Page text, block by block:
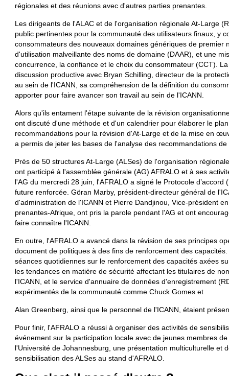
régionales et des réunions avec d'autres parties prenantes.
Les dirigeants de l'ALAC et de l'organisation régionale At-Large
public pertinentes pour la communauté des utilisateurs finaux, y
consommateurs des nouveaux domaines génériques de premier
d'utilisation malveillante des noms de domaine (DAAR), et une
concurrence, la confiance et le choix du consommateur (CCT).
discussion productive avec Bryan Schilling, directeur de la
au sein de l'ICANN, sa compréhension de la définition du
apporter pour faire avancer son travail au sein de l'ICANN.
Alors qu'ils entament l'étape suivante de la révision
ont discuté d'une méthode et d'un calendrier pour élaborer le
recommandations pour la révision d'At-Large et de la mise en
a permis de jeter les bases de l'analyse des recommandations
Près de 50 structures At-Large (ALSes) de l'organisation
ont participé à l'assemblée générale (AG) AFRALO et à ses
l'AG du mercredi 28 juin, l'AFRALO a signé le Protocole
future renforcée. Göran Marby, président-directeur général de
d'administration de l'ICANN et Pierre Dandjinou, Vice-président
prenantes-Afrique, ont pris la parole pendant l'AG et ont
faire connaître l'ICANN.
En outre, l'AFRALO a avancé dans la révision de ses principes
document de politiques à des fins de renforcement des
séances quotidiennes sur le renforcement des capacités axées
les tendances en matière de sécurité affectant les titulaires de
l'ICANN, et le service d'annuaire de données d'enregistrement
expérimentés de la communauté comme Chuck Gomes et
Alan Greenberg, ainsi que le personnel de l'ICANN, étaient
Pour finir, l'AFRALO a réussi à organiser des activités de
événement sur la participation locale avec de jeunes membres
l'Université de Johannesburg, une présentation multiculturelle et
sensibilisation des ALSes au stand d'AFRALO.